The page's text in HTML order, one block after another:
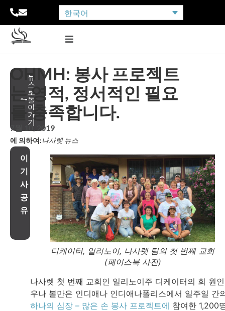
한국어
뉴
스
로
돌
아
가
기
OHMH: 봉사 프로젝트
는 영적, 정서적인 필요
를 충족합니다.
7월 10, 2019
에 의하여:나사렛 뉴스
이
기
사
공
유
디케이터, 일리노이, 나사렛 팀의 첫 번째 교회
(페이스북 사진)
나사렛 첫 번째 교회인 일리노이주 디케이터의 회 원
우나 볼만은 인디애나 인디애나폴리스에서 일주일 간
하나의 심장 – 많은 손 봉사 프로젝트에 참여한 1,200